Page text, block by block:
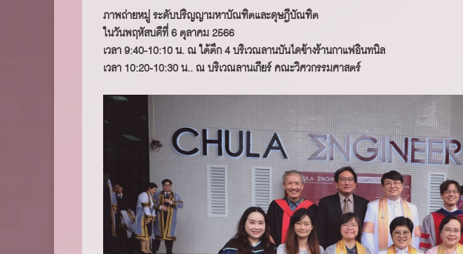
ภาพถ่ายหมู่ ระดับปริญญามหาบัณฑิตและดุษฎีบัณฑิต
ในวันพฤหัสบดีที่ 6 ตุลาคม 2566
เวลา 9:40-10:10 น. ณ ใต้ตึก 4 บริเวณลานบันไดข้างร้านกาแฟอินทนิล
เวลา 10:20-10:30 น.. ณ บริเวณลานเกียร์ คณะวิศวกรรมศาสตร์